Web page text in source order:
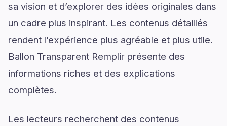
sa vision et d’explorer des idées originales dans
un cadre plus inspirant. Les contenus détaillés
rendent l’expérience plus agréable et plus utile.
Ballon Transparent Remplir présente des
informations riches et des explications
complètes.
Les lecteurs recherchent des contenus